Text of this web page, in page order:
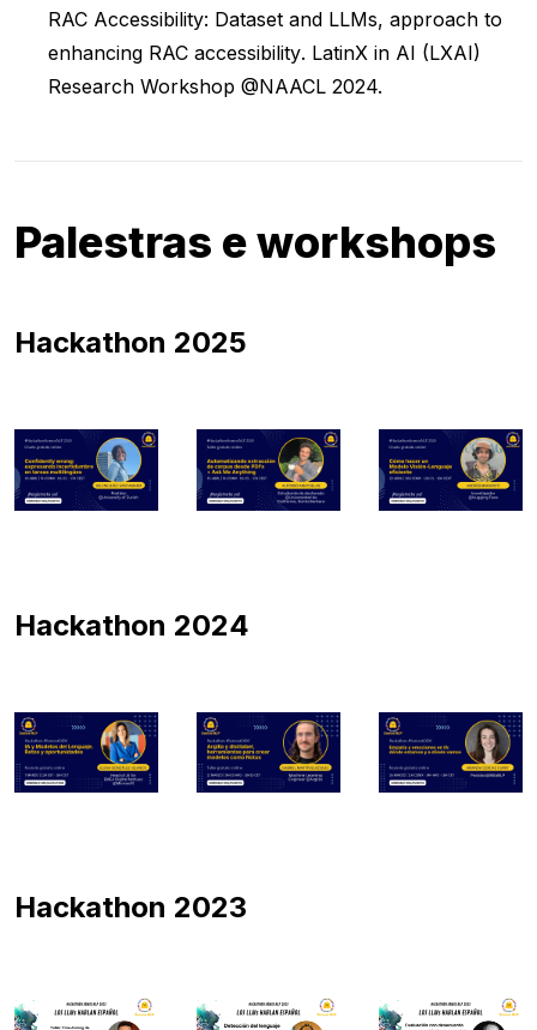
RAC Accessibility: Dataset and LLMs, approach to
enhancing RAC accessibility. LatinX in AI (LXAI)
Research Workshop @NAACL 2024.
Palestras e workshops
Hackathon 2025
Hackathon 2024
Hackathon 2023